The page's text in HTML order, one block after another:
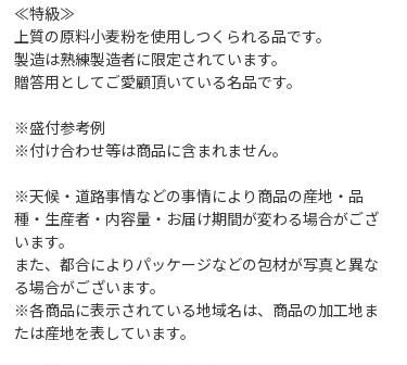
≪特級≫
上質の原料小麦粉を使用しつくられる品です。
製造は熟練製造者に限定されています。
贈答用としてご愛顧頂いている名品です。
※盛付参考例
※付け合わせ等は商品に含まれません。
※天候・道路事情などの事情により商品の産地・品
種・生産者・内容量・お届け期間が変わる場合がござ
います。
また、都合によりパッケージなどの包材が写真と異な
る場合がございます。
※各商品に表示されている地域名は、商品の加工地ま
たは産地を表しています。